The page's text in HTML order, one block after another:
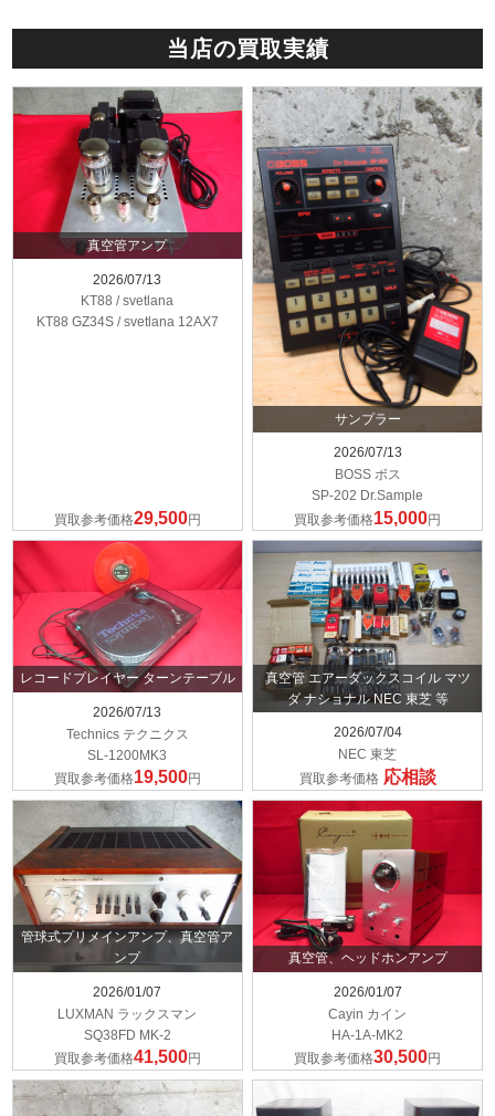
当店の買取実績
真空管アンプ
2026/07/13
KT88 / svetlana
KT88 GZ34S / svetlana 12AX7
買取参考価格29,500円
サンプラー
2026/07/13
BOSS ボス
SP-202 Dr.Sample
買取参考価格15,000円
レコードプレイヤー ターンテーブル
2026/07/13
Technics テクニクス
SL-1200MK3
買取参考価格19,500円
真空管 エアーダックスコイル マツ
ダ ナショナル NEC 東芝 等
2026/07/04
NEC 東芝
買取参考価格 応相談
管球式プリメインアンプ、真空管ア
ンプ
2026/01/07
LUXMAN ラックスマン
SQ38FD MK-2
買取参考価格41,500円
真空管、ヘッドホンアンプ
2026/01/07
Cayin カイン
HA-1A-MK2
買取参考価格30,500円